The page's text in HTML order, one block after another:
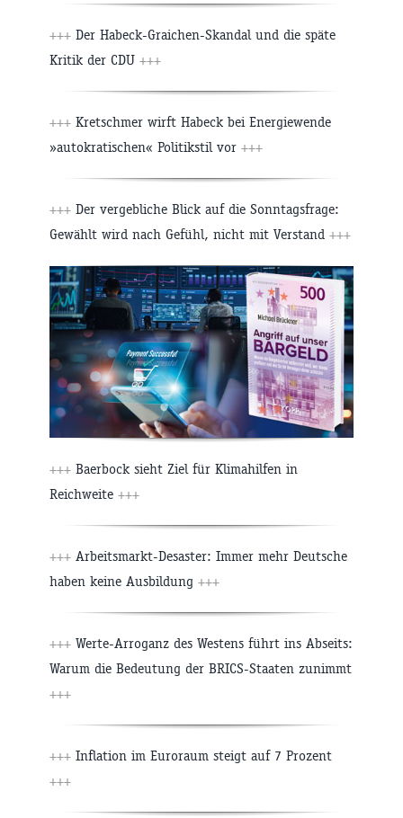
+++ Der Habeck-Graichen-Skandal und die späte
Kritik der CDU +++
+++ Kretschmer wirft Habeck bei Energiewende
»autokratischen« Politikstil vor +++
+++ Der vergebliche Blick auf die Sonntagsfrage:
Gewählt wird nach Gefühl, nicht mit Verstand +++
+++ Baerbock sieht Ziel für Klimahilfen in
Reichweite +++
+++ Arbeitsmarkt-Desaster: Immer mehr Deutsche
haben keine Ausbildung +++
+++ Werte-Arroganz des Westens führt ins Abseits:
Warum die Bedeutung der BRICS-Staaten zunimmt
+++
+++ Inflation im Euroraum steigt auf 7 Prozent
+++